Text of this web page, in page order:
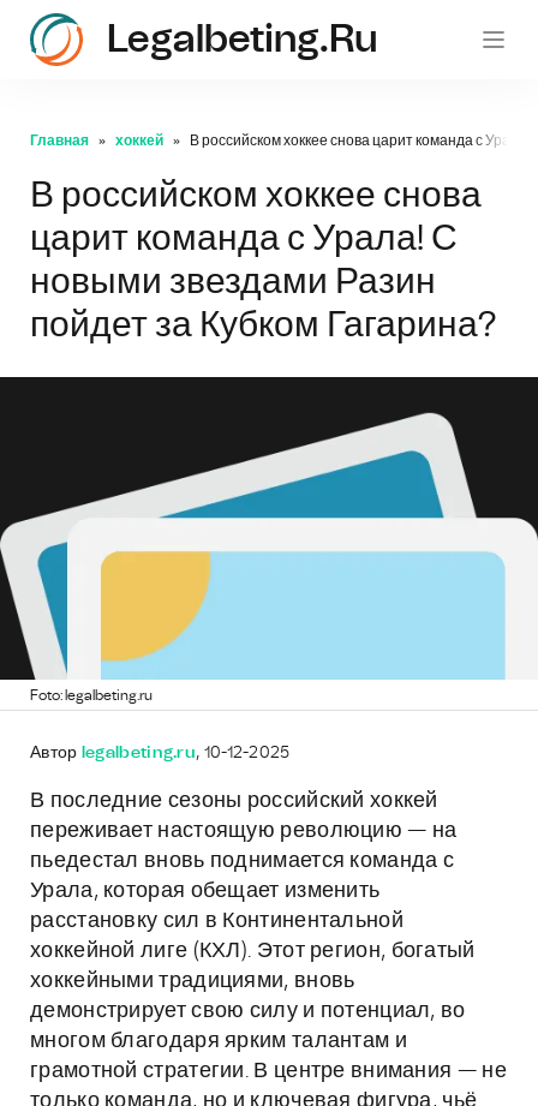
Legalbeting.ru
Главная хоккей В российском хоккее снова царит команда с
В российском хоккее снова
царит команда с Урала! С
новыми звездами Разин
пойдет за Кубком Гагарина?
Foto: legalbeting.ru
Автор legalbeting.ru, 10-12-2025
В последние сезоны российский хоккей
переживает настоящую революцию — на
пьедестал вновь поднимается команда с
Урала, которая обещает изменить
расстановку сил в Континентальной
хоккейной лиге (КХЛ). Этот регион, богатый
хоккейными традициями, вновь
демонстрирует свою силу и потенциал, во
многом благодаря ярким талантам и
грамотной стратегии. В центре внимания — не
только команда, но и ключевая фигура, чьё